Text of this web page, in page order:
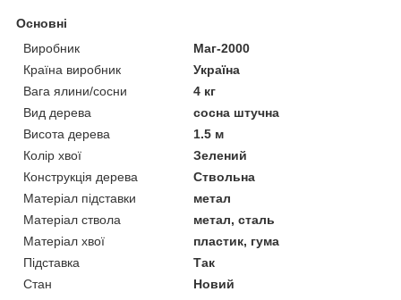
Основні
Виробник
Маг-2000
Країна виробник
Україна
Вага ялини/сосни
4 кг
Вид дерева
сосна штучна
Висота дерева
1.5 м
Колір хвої
Зелений
Конструкція дерева
Ствольна
Матеріал підставки
метал
Матеріал ствола
метал, сталь
Матеріал хвої
пластик, гума
Підставка
Так
Стан
Новий